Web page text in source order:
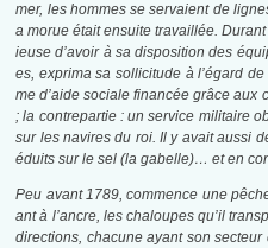
mer, les hommes se servaient de
a morue était ensuite travaillée.
ieuse d’avoir à sa disposition des
es, exprima sa sollicitude à l’égard
me d’aide sociale financée grâce aux
; la contrepartie : un service militaire
sur les navires du roi. Il y avait aussi
éduits sur le sel (la gabelle)… et en
Peu avant 1789, commence une
ant à l’ancre, les chaloupes qu’il
directions, chacune ayant son